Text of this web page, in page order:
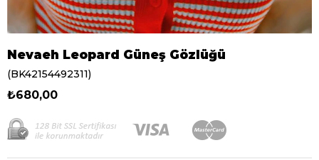
Nevaeh Leopard Güneş Gözlüğü
(BK42154492311)
₺680,00